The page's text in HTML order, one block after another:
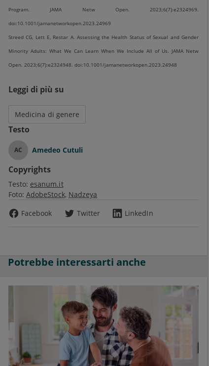
Program. JAMA Netw Open. 2023;6(7):e2324969.
doi:10.1001/jamanetworkopen.2023.24969
Streed CG, Lett E, Restar A. Assessing the Health Status of Sexual and Gender
Minority Adults: What We Can Learn When We Include All of Us. JAMA Netw
Open. 2023;6(7):e2324948. doi:10.1001/jamanetworkopen.2023.24948
Leggi di più su
Medicina di genere
Testo
AC Amedeo Cutuli
Copyrights
Testo: esanum.it
Foto: AdobeStock Nadzeya
Facebook
Twitter LinkedIn
Potrebbe interessarti anche